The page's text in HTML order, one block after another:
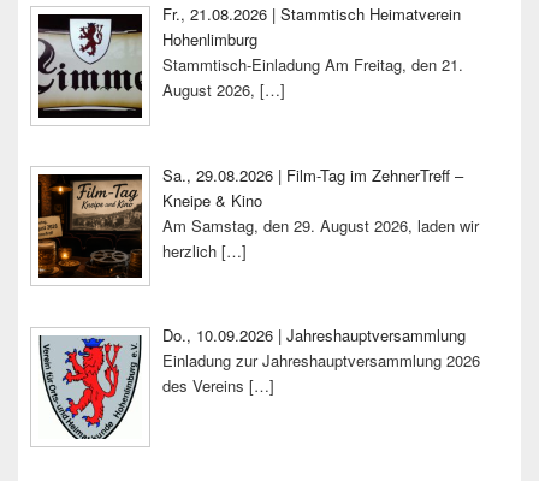
Fr., 21.08.2026 | Stammtisch Heimatverein
Hohenlimburg
Stammtisch-Einladung Am Freitag, den 21.
August 2026, […]
Sa., 29.08.2026 | Film-Tag im ZehnerTreff –
Kneipe & Kino
Am Samstag, den 29. August 2026, laden wir
herzlich […]
Do., 10.09.2026 | Jahreshauptversammlung
Einladung zur Jahreshauptversammlung 2026
des Vereins […]